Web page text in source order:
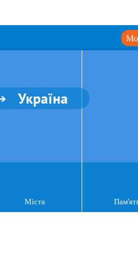
Україна
Міста